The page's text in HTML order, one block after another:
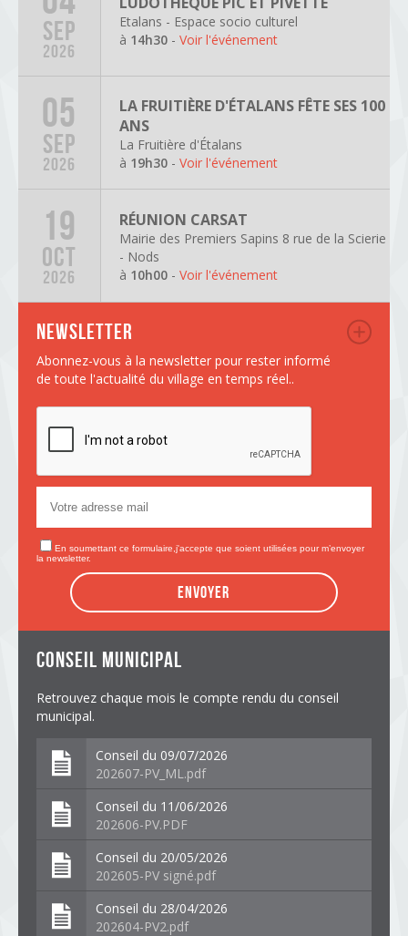
SEP
2026
Etalans - Espace socio culturel
à 14h30 - Voir l'événement
05
SEP
2026
LA FRUITIÈRE D'ÉTALANS FÊTE SES 100
ANS
La Fruitière d'Étalans
à 19h30 - Voir l'événement
19
OCT
2026
RÉUNION CARSAT
Mairie des Premiers Sapins 8 rue de la Scierie
- Nods
à 10h00 - Voir l'événement
Newsletter
Abonnez-vous à la newsletter pour rester informé
de toute l'actualité du village en temps réel..
En soumettant ce formulaire,j'accepte que soient utilisées pour m’envoyer
la newsletter.
Envoyer
conseil municipal
Retrouvez chaque mois le compte rendu du conseil
municipal.
Conseil du 09/07/2026
202607-PV_ML.pdf
Conseil du 11/06/2026
202606-PV.PDF
Conseil du 20/05/2026
202605-PV signé.pdf
Conseil du 28/04/2026
202604-PV2.pdf